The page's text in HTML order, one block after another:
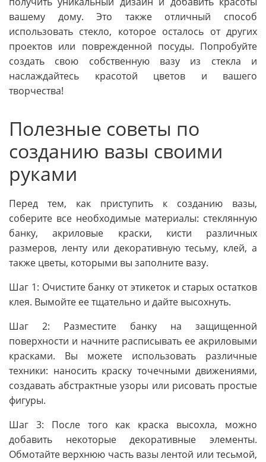
вашему дому. Это также отличный способ
использовать стекло, которое осталось от других
проектов или поврежденной посуды. Попробуйте
создать свою собственную вазу из стекла и
наслаждайтесь красотой цветов и вашего
творчества!
Полезные советы по
созданию вазы своими
руками
Перед тем, как приступить к созданию вазы,
соберите все необходимые материалы: стеклянную
банку, акриловые краски, кисти различных
размеров, ленту или декоративную тесьму, клей, а
также цветы, которыми вы заполните вазу.
Шаг 1: Очистите банку от этикеток и старых остатков
клея. Вымойте ее тщательно и дайте высохнуть.
Шаг 2: Разместите банку на защищенной
поверхности и начните расписывать ее акриловыми
красками. Вы можете использовать различные
техники: наносить краску точечными движениями,
создавать абстрактные узоры или рисовать простые
фигуры.
Шаг 3: После того как краска высохла, можно
добавить некоторые декоративные элементы.
Обмотайте верхнюю часть вазы лентой или тесьмой,